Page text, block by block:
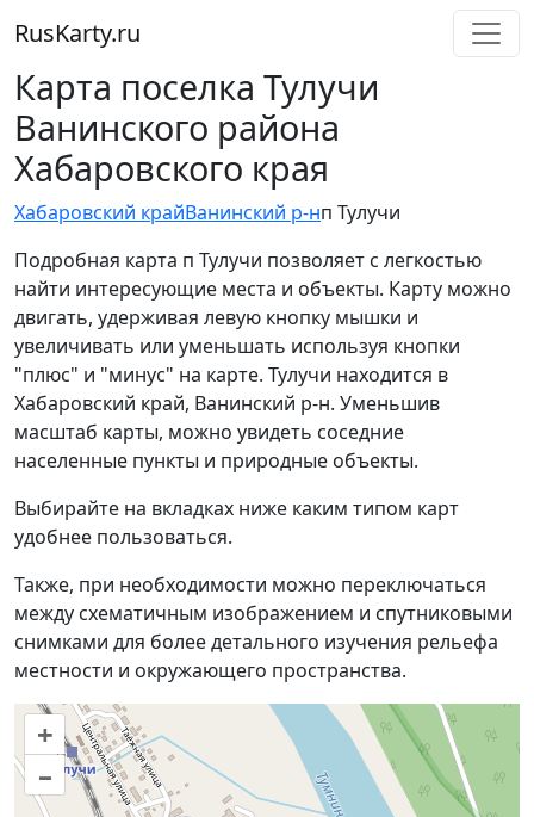
RusKarty.ru
Карта поселка Тулучи
Ванинского района
Хабаровского края
Хабаровский крайВанинский р-нп Тулучи
Подробная карта п Тулучи позволяет с легкостью
найти интересующие места и объекты. Карту можно
двигать, удерживая левую кнопку мышки и
увеличивать или уменьшать используя кнопки
"плюс" и "минус" на карте. Тулучи находится в
Хабаровский край, Ванинский р-н. Уменьшив
масштаб карты, можно увидеть соседние
населенные пункты и природные объекты.
Выбирайте на вкладках ниже каким типом карт
удобнее пользоваться.
Также, при необходимости можно переключаться
между схематичным изображением и спутниковыми
снимками для более детального изучения рельефа
местности и окружающего пространства.
+
–